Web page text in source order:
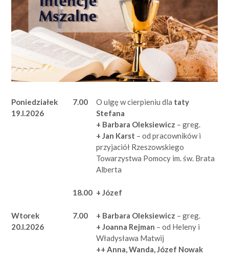
Poniedziałek
19.I.2026
7.00 O ulgę w cierpieniu dla taty
Stefana
+ Barbara Oleksiewicz – greg.
+ Jan Karst – od pracowników i
przyjaciół Rzeszowskiego
Towarzystwa Pomocy im. św. Brata
Alberta
18.00 + Józef
Wtorek
20.I.2026
7.00 + Barbara Oleksiewicz – greg.
+ Joanna Rejman – od Heleny i
Władysława Matwij
++ Anna, Wanda, Józef Nowak